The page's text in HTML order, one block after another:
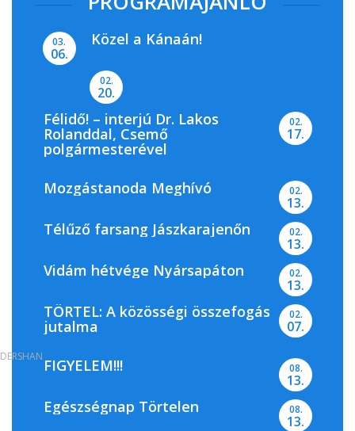
03.
06.
Közel a Kánaán!
02.
20.
Félidő! – interjú Dr. Lakos
Rolanddal, Csemő
polgármesterével
02.
17.
Mozgástanoda Meghívó 02.
13.
Télűző farsang Jászkarajenőn 02.
13.
Vidám hétvége Nyársapáton 02.
13.
TÖRTEL: A közösségi összefogás
jutalma
02.
07.
FIGYELEM!!! 08.
13.
Egészségnap Törtelen 08.
13.
DERSHAN